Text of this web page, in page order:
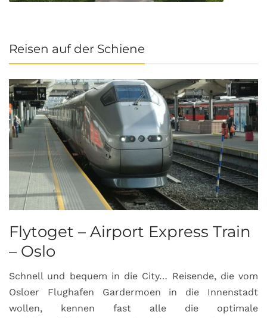
Reisen auf der Schiene
Flytoget – Airport Express Train
– Oslo
Schnell und bequem in die City… Reisende, die vom
Osloer Flughafen Gardermoen in die Innenstadt
wollen, kennen fast alle die optimale